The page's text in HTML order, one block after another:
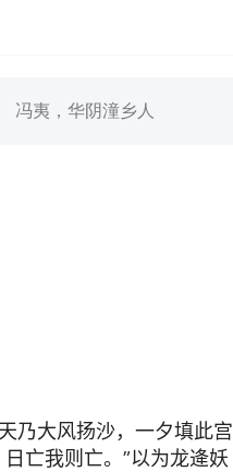
夷，华阴潼乡人
乃大风扬沙，一夕填此宫
亡我则亡。”以为龙逄妖